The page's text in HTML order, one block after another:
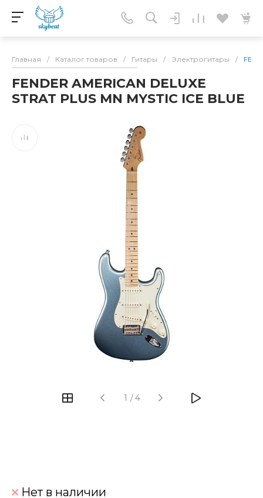
Главная / Каталог товаров / Гитары / Электрогитары /
FENDER AMERICAN DELUXE
STRAT PLUS MN MYSTIC ICE BLUE
1 /4
Нет в наличии